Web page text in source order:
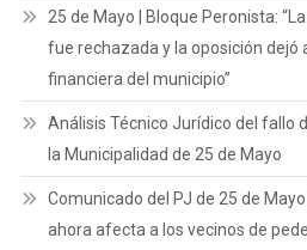
25 de Mayo | Bloque Peronista:
fue rechazada y la oposición dejó
financiera del municipio”
Análisis Técnico Jurídico del fallo
la Municipalidad de 25 de Mayo
Comunicado del PJ de 25 de
ahora afecta a los vecinos de